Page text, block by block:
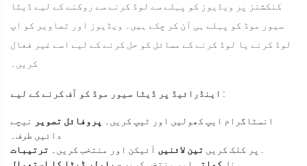
کنکشنز پر ویڈیوز کو پہلے سے لوڈ کرنے سے روکنے کے لیے ڈیٹا
سیور موڈ کو پہلے ہی آن کر چکے ہیں۔ ویڈیوز اور تصاویر کو اپ
لوڈ کرنے یا لوڈ کرنے کے مسائل کو حل کرنے کے لیے اسے غیر فعال
کریں۔
اینڈرائیڈ پر ڈیٹا سیور موڈ کو آف کرنے کے لیے :
انسٹاگرام ایپ کھولیں اور ٹیپ کریں۔ پروفائل تصویر
نیچے
دائیں طرف۔
پر کلک کریں تین لائنیں آئیکن اور منتخب کریں۔ ترتیبات